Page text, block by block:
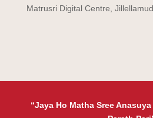
Matrusri Digital Centre,
“Jaya Ho Matha Sree